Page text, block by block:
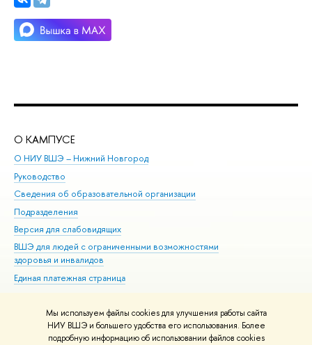
Мы используем файлы cookies для улучшения работы сайта
НИУ ВШЭ и большего удобства его использования. Более
подробную информацию об использовании файлов cookies
О КАМПУСЕ
О НИУ ВШЭ – Нижний Новгород
Руководство
Сведения об образовательной организации
Подразделения
Версия для слабовидящих
ВШЭ для людей с ограниченными возможностями
здоровья и инвалидов
Единая платежная страница